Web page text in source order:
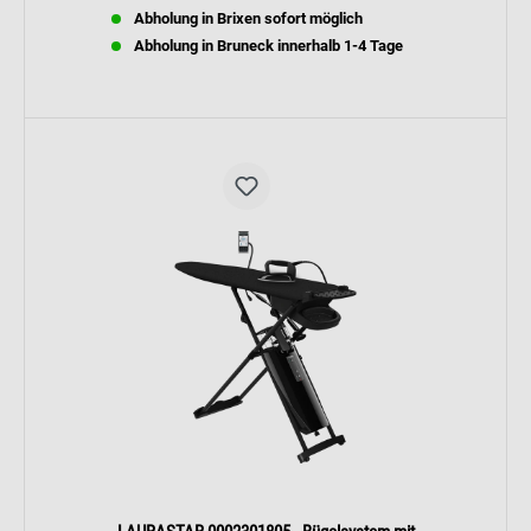
Abholung in Brixen sofort möglich
Abholung in Bruneck innerhalb 1-4 Tage